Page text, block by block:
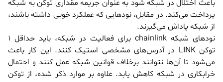
باعث اختلال در شبکه شود به عنوان جریمه مقداری توکن به شبکه
پرداخت می‌کند‌. در مقابل، نودهایی که عملکرد خوبی داشته باشند،
از شبکه پاداش می‌گیرند.
نودهای شبکه chainlink برای فعالیت در شبکه، باید حداقل 1
توکن LINK در آدرس‌های مشخصی استیک کنند. این کار باعث
می‌شود تا آن‌ها نتوانند برخلاف قوانین شبکه عمل کنند و احتمال
خرابکاری در شبکه کاهش یابد. علاوه بر موارد ذکر شده، از توکن